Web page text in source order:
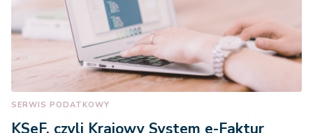
SERWIS PODATKOWY
KSeF, czyli Krajowy System e-Faktur